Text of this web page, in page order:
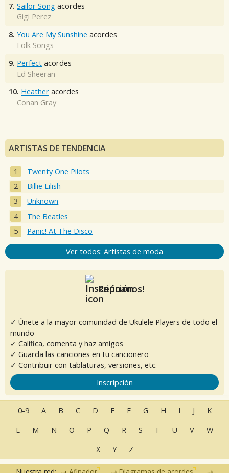
7. Sailor Song acordes
Gigi Perez
8. You Are My Sunshine acordes
Folk Songs
9. Perfect acordes
Ed Sheeran
10. Heather acordes
Conan Gray
ARTISTAS DE TENDENCIA
Twenty One Pilots
Billie Eilish
Unknown
The Beatles
Panic! At The Disco
Ver todos: Artistas de moda
Reúnanos!
✓ Únete a la mayor comunidad de Ukulele Players de todo el
mundo
✓ Califica, comenta y haz amigos
✓ Guarda las canciones en tu cancionero
✓ Contribuir con tablaturas, versiones, etc.
Inscripción
0-9 A B C D E F G H I J
K
L
M N O P Q R S T U V
W
X
Y Z